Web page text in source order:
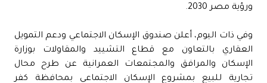
ورؤية مصر 2030.
وفي ذات اليوم، أعلن صندوق الإسكان الاجتماعي ودعم التمويل
العقاري بالتعاون مع قطاع التشييد والمقاولات بوزارة
الإسكان والمرافق والمجتمعات العمرانية عن طرح محال
تجارية للبيع بمشروع الإسكان الاجتماعي بمحافظة كفر